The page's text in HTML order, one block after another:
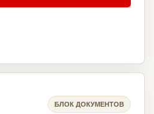
БЛОК ДОКУМЕНТОВ